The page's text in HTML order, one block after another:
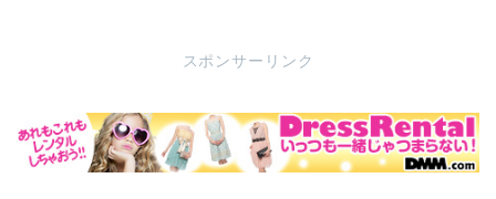
スポンサーリンク